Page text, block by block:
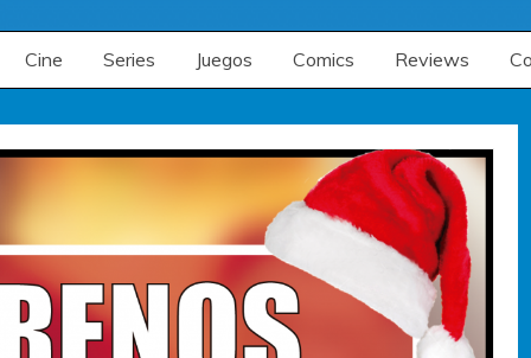
Cine Series Juegos Comics Reviews